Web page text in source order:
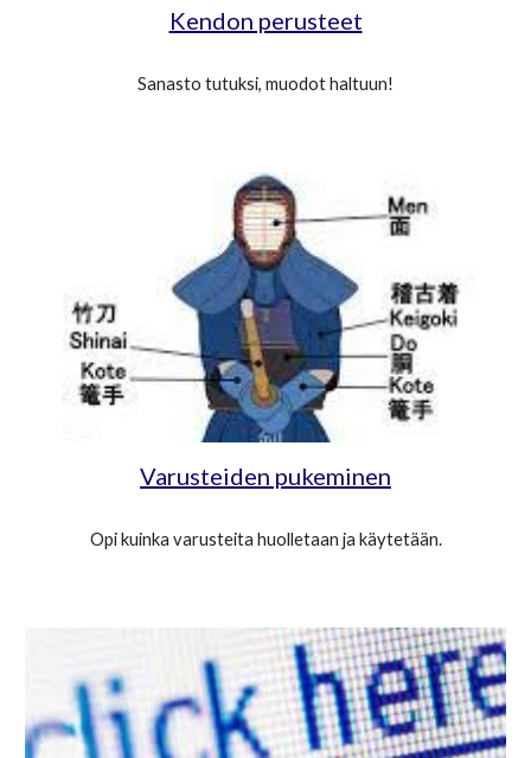
Kendon perusteet
Sanasto tutuksi, muodot haltuun!
Varusteiden pukeminen
Opi kuinka varusteita huolletaan ja käytetään.